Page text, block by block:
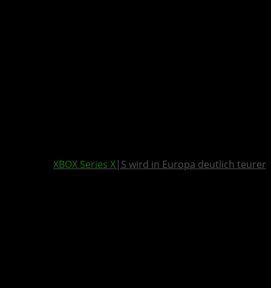
XBOX Series X|S wird in Europa deutlich teurer